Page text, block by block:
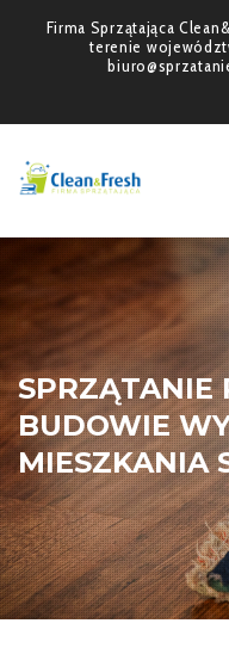
Firma Sprzątająca
terenie
SPRZĄTANIE
BUDOWIE
MIESZKANIA